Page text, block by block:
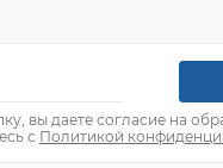
вы даете согласие на
с Политикой